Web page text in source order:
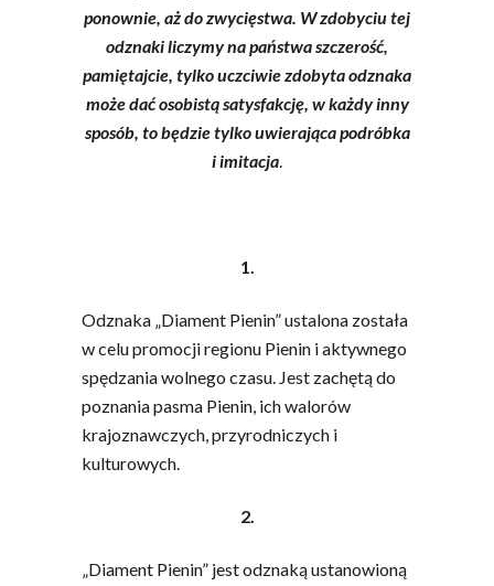
ponownie, aż do zwycięstwa. W zdobyciu tej
odznaki liczymy na państwa szczerość,
pamiętajcie, tylko uczciwie zdobyta odznaka
może dać osobistą satysfakcję, w każdy inny
sposób, to będzie tylko uwierająca podróbka
i imitacja.
1.
Odznaka „Diament Pienin” ustalona została
w celu promocji regionu Pienin i aktywnego
spędzania wolnego czasu. Jest zachętą do
poznania pasma Pienin, ich walorów
krajoznawczych, przyrodniczych i
kulturowych.
2.
„Diament Pienin” jest odznaką ustanowioną